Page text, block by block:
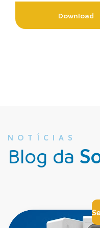
Download
NOTÍCIAS
Blog da